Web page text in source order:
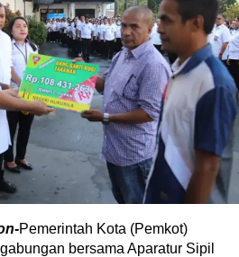
Pemerintah Kota (Pemkot)
bersama Aparatur Sipil